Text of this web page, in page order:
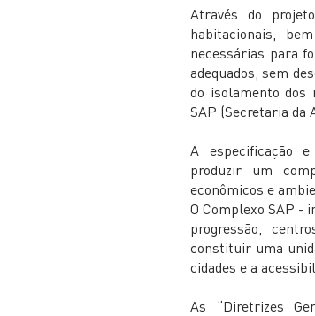
Através do
habitacionais,
necessárias para
adequados, sem
do isolamento dos
SAP (Secretaria da
A especificação
produzir um
econômicos e
O Complexo SAP -
progressão,
constituir uma
cidades e a
As “Diretrizes